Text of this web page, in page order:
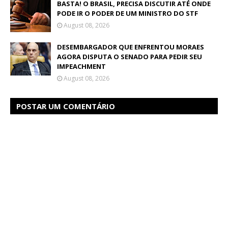
BASTA! O BRASIL, PRECISA DISCUTIR ATÉ ONDE
PODE IR O PODER DE UM MINISTRO DO STF
August 08, 2026
DESEMBARGADOR QUE ENFRENTOU MORAES
AGORA DISPUTA O SENADO PARA PEDIR SEU
IMPEACHMENT
August 08, 2026
POSTAR UM COMENTÁRIO